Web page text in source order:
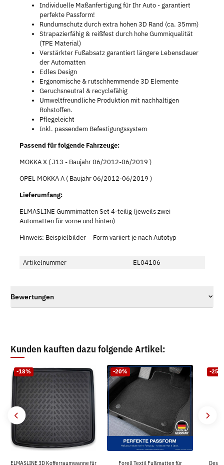
Individuelle Maßanfertigung für Ihr Auto - garantiert
perfekte Passform!
Rundumschutz durch extra hohen 3D Rand (ca. 35mm)
Strapazierfähig & reißfest durch hohe Gummiqualität
(TPE Material)
Verstärkter Fußabsatz garantiert längere Lebensdauer
der Automatten
Edles Design
Ergonomische & rutschhemmende 3D Elemente
Geruchsneutral & recyclefähig
Umweltfreundliche Produktion mit nachhaltigen
Rohstoffen.
Pflegeleicht
Inkl. passendem Befestigungssystem
Passend für folgende Fahrzeuge:
MOKKA X ( J13 - Baujahr 06/2012-06/2019 )
OPEL MOKKA A ( Baujahr 06/2012-06/2019 )
Lieferumfang:
ELMASLINE Gummimatten Set 4-teilig (jeweils zwei
Automatten für vorne und hinten)
Hinweis: Beispielbilder – Form variiert je nach Autotyp
Artikelnummer EL04106
Bewertungen
Kunden kauften dazu folgende Artikel:
-18%
ELMASLINE 3D Kofferraumwanne für
-20%
Forell Textil Fußmatten für
-25%